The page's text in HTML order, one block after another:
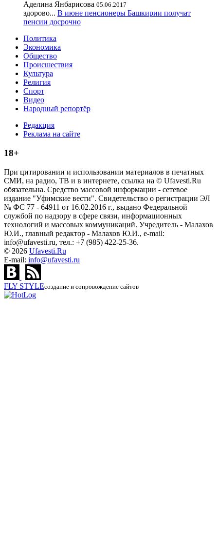
Аделина Янбарисова 05.06.2017
здорово... В июне пенсионеры Башкирии получат
пенсии досрочно
Политика
Экономика
Общество
Происшествия
Культура
Религия
Спорт
Видео
Народный репортёр
Редакция
Реклама на сайте
18+
При цитировании и использовании материалов в печатных
СМИ, на радио, ТВ и в интернете, ссылка на © Ufavesti.Ru
обязательна. Средство массовой информации - сетевое
издание "Уфимские вести". Свидетельство о регистрации ЭЛ
№ ФС 77 - 64911 от 16.02.2016 г., выдано Федеральной
службой по надзору в сфере связи, информационных
технологий и массовых коммуникаций. Учредитель - Малахов
Ю.И., главный редактор - Малахов Ю.И., e-mail:
info@ufavesti.ru, тел.: +7 (985) 422-25-36.
© 2026 Ufavesti.Ru
E-mail: info@ufavesti.ru
FLY STYLEсоздание и сопровождение сайтов